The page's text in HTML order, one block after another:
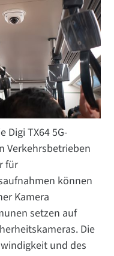
Digi TX64 5G-
Verkehrsbetrieben
für
können
Kamera
setzen auf
Die
und des